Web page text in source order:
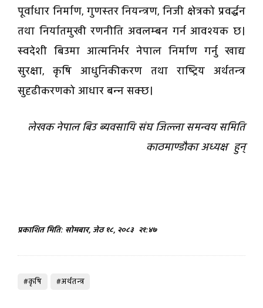
पूर्वाधार निर्माण, गुणस्तर नियन्त्रण, निजी क्षेत्रको प्रवर्द्धन
तथा निर्यातमुखी रणनीति अवलम्बन गर्न आवश्यक छ।
स्वदेशी बिउमा आत्मनिर्भर नेपाल निर्माण गर्नु खाद्य
सुरक्षा, कृषि आधुनिकीकरण तथा राष्ट्रिय अर्थतन्त्र
सुदृढीकरणको आधार बन्न सक्छ।
लेखक नेपाल बिउ ब्यवसायि संघ जिल्ला समन्वय समिति
काठमाण्डाैका अध्यक्ष हुन्
प्रकाशित मिति: सोमबार, जेठ १८, २०८३ २१:४७
#कृषि #अर्थतन्त्र